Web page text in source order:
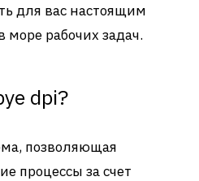
для вас настоящим
море рабочих задач.
dpi?
позволяющая
процессы за счет